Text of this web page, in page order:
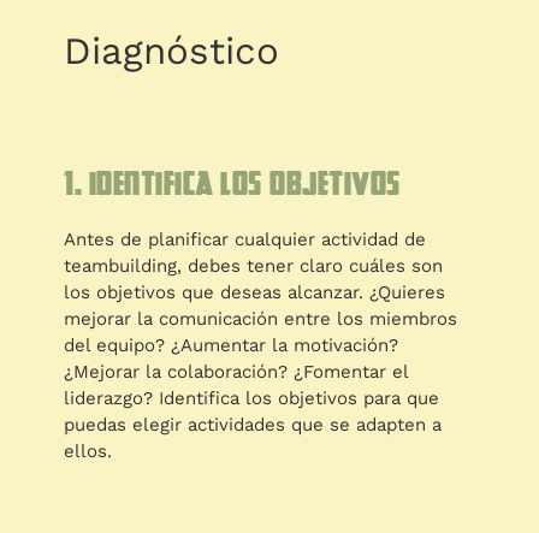
Diagnóstico
1. Identifica los objetivos
Antes de planificar cualquier actividad de
teambuilding, debes tener claro cuáles son
los objetivos que deseas alcanzar. ¿Quieres
mejorar la comunicación entre los miembros
del equipo? ¿Aumentar la motivación?
¿Mejorar la colaboración? ¿Fomentar el
liderazgo? Identifica los objetivos para que
puedas elegir actividades que se adapten a
ellos.